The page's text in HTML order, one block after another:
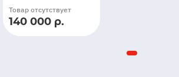
Товар отсутствует
140 000 р.